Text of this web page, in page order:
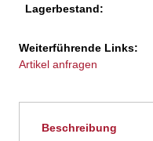
Lagerbestand:
Weiterführende Links:
Artikel anfragen
Beschreibung